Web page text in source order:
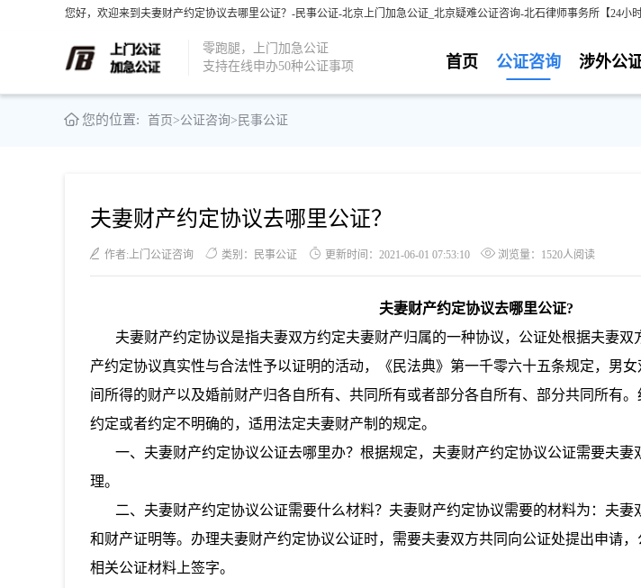
您好，欢迎来到夫妻财产约定协议去哪里公证？-民事公证-北京上门加急公证_北京疑难公证咨询-北石律师事务所【24小时
零跑腿，上门加急公证
支持在线申办50种公证事项
涉外公
公证咨询
首页
您的位置: 首页>公证咨询> 民事公证
夫妻财产约定协议去哪里公证？
作者:上门公证咨询 类别：民事公证 更新时间：2021-06-01 07:53:10 浏览量：1520人阅读
夫妻财产约定协议去哪里公证?
夫妻财产约定协议是指夫妻双方约定夫妻财产归属的一种协议，公证处根据夫妻双
产约定协议真实性与合法性予以证明的活动，《民法典》第一千零六十五条规定，男
间所得的财产以及婚前财产归各自所有、共同所有或者部分各自所有、部分共同所有
约定或者约定不明确的，适用法定夫妻财产制的规定。
一、夫妻财产约定协议公证去哪里办？根据规定，夫妻财产约定协议公证需要夫妻
理。
二、夫妻财产约定协议公证需要什么材料？夫妻财产约定协议需要的材料为：夫妻
和财产证明等。办理夫妻财产约定协议公证时，需要夫妻双方共同向公证处提出申请
相关公证材料上签字。